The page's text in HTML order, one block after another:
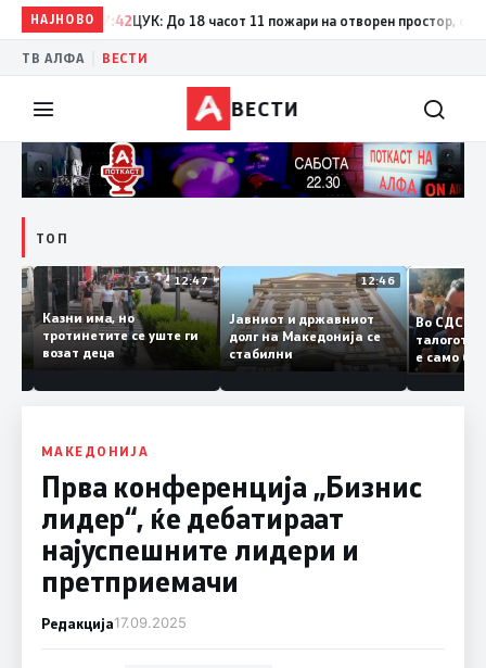
НАЈНОВО
17:42 ЦУК: До 18 часот 11 пожари на отворен простор, од кои
ТВ АЛФА ВЕСТИ
ВЕСТИ
ТОП
12:50
и
12:47
Казни има, но
тротинетите се уште ги
возат деца
12:46
Јавниот и државниот
долг на Македонија се
стабилни
Во
е само
копија
Заев
МАКЕДОНИЈА
Прва конференција „Бизнис
лидер“, ќе дебатираат
најуспешните лидери и
претприемачи
Редакција17.09.2025